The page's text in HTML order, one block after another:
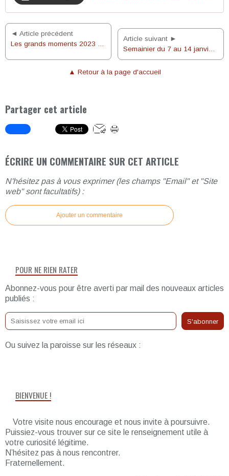
◄ Article précédent
Les grands moments 2023 de la paroisse en images !
Article suivant ►
Semainier du 7 au 14 janvier 2024
▲ Retour à la page d'accueil
Partager cet article
ÉCRIRE UN COMMENTAIRE SUR CET ARTICLE
N'hésitez pas à vous exprimer (les champs "Email" et "Site
web" sont facultatifs) :
Ajouter un commentaire
POUR NE RIEN RATER
Abonnez-vous pour être averti par mail des nouveaux articles
publiés :
Ou suivez la paroisse sur les réseaux :
BIENVENUE !
Votre visite nous encourage et nous invite à poursuivre.
Puissiez-vous trouver sur ce site le renseignement utile à
votre curiosité légitime.
N’hésitez pas à nous rencontrer.
Fraternellement.